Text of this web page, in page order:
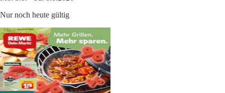
Nur noch heute gültig